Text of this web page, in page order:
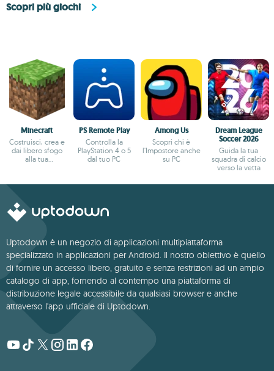
Scopri più giochi
Minecraft
Costruisci, crea e
dai libero sfogo
alla tua
PS Remote Play
Controlla la
PlayStation 4 o 5
dal tuo PC
Among Us
Scopri chi è
l'Impostore anche
su PC
Dream League
Soccer 2026
Guida la tua
squadra di calcio
verso la vetta
Uptodown è un negozio di applicazioni multipiattaforma
specializzato in applicazioni per Android. Il nostro obiettivo è quello
di fornire un accesso libero, gratuito e senza restrizioni ad un ampio
catalogo di app, fornendo al contempo una piattaforma di
distribuzione legale accessibile da qualsiasi browser e anche
attraverso l'app ufficiale di Uptodown.